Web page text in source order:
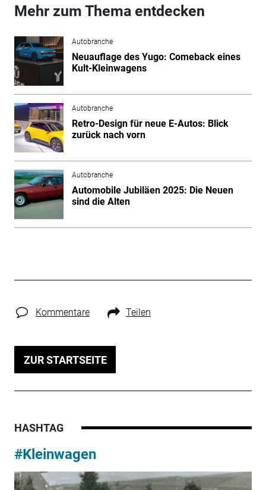
Mehr zum Thema entdecken
Autobranche
Neuauflage des Yugo: Comeback eines
Kult-Kleinwagens
Autobranche
Retro-Design für neue E-Autos: Blick
zurück nach vorn
Autobranche
Automobile Jubiläen 2025: Die Neuen
sind die Alten
Kommentare Teilen
ZUR STARTSEITE
HASHTAG
#Kleinwagen